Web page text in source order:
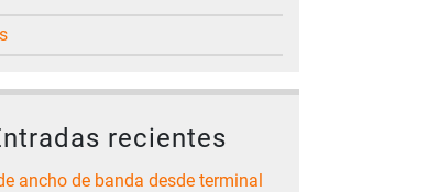
recientes